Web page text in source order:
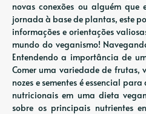
novas conexões ou alguém que
jornada à base de plantas, este
informações e orientações
mundo do veganismo!
Entendendo a importância de
Comer uma variedade de frutas,
nozes e sementes é essencial
nutricionais em uma dieta
sobre os principais nutrientes